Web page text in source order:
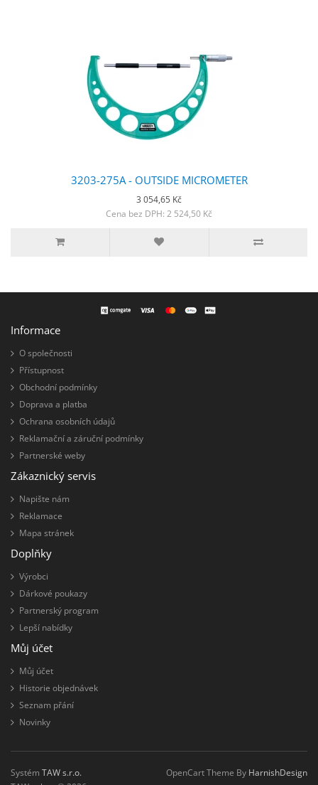
3203-275A - OUTSIDE MICROMETER
3 054,65 Kč
Cena bez DPH: 2 524,50 Kč
Informace
O společnosti
Přístupnost
Obchodní podmínky
Doprava a platba
Ochrana osobních údajů
Reklamační a záruční podmínky
Partnerské weby
Zákaznický servis
Napište nám
Reklamace
Mapa stránek
Doplňky
Výrobci
Dárkové poukazy
Partnerský program
Lepší nabídky
Můj účet
Můj účet
Historie objednávek
Seznam přání
Novinky
Systém TAW s.r.o.
OpenCart Theme By HarnishDesign